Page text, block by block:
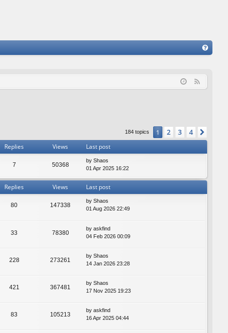
Q
184 topics 1 2 3 4
Replies Views Last post
7 50368
by Shaos
01 Apr 2025 16:22
Replies Views Last post
80 147338
by Shaos
01 Aug 2026 22:49
33 78380
by askfind
04 Feb 2026 00:09
228 273261
by Shaos
14 Jan 2026 23:28
421 367481
by Shaos
17 Nov 2025 19:23
83 105213
by askfind
16 Apr 2025 04:44